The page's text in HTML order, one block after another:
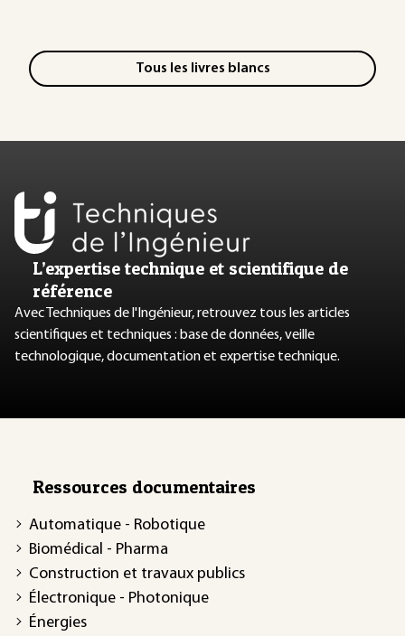
Tous les livres blancs
L’expertise technique et scientifique de
référence
Avec Techniques de l'Ingénieur, retrouvez tous les articles
scientifiques et techniques : base de données, veille
technologique, documentation et expertise technique.
Ressources documentaires
Automatique - Robotique
Biomédical - Pharma
Construction et travaux publics
Électronique - Photonique
Énergies